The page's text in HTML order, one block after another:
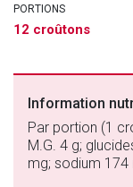
PORTIONS
12 croûtons
Information
Par portion (1
M.G. 4 g;
mg; sodium 174